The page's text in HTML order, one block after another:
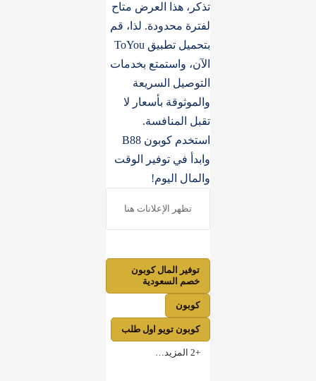
تذكر، هذا العرض متاح
لفترة محدودة. لذا، قم
بتحميل تطبيق ToYou
الآن، واستمتع بخدمات
التوصيل السريعة
والموثوقة بأسعار لا
تقبل المنافسة.
استخدم كوبون B88
وابدأ في توفير الوقت
والمال اليوم!